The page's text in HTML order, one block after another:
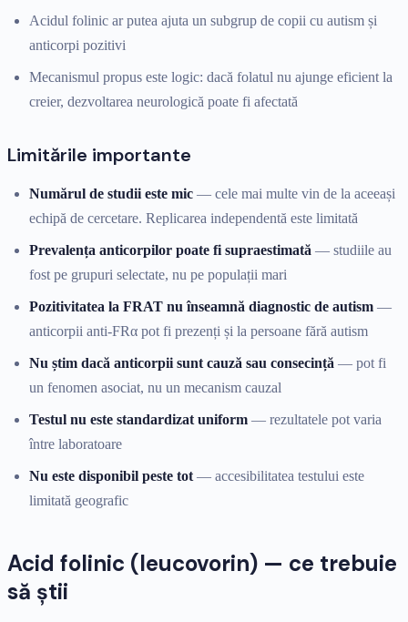
Acidul folinic ar putea ajuta un subgrup de copii cu autism și
anticorpi pozitivi
Mecanismul propus este logic: dacă folatul nu ajunge eficient la
creier, dezvoltarea neurologică poate fi afectată
Limitările importante
Numărul de studii este mic — cele mai multe vin de la aceeași
echipă de cercetare. Replicarea independentă este limitată
Prevalența anticorpilor poate fi supraestimată — studiile au
fost pe grupuri selectate, nu pe populații mari
Pozitivitatea la FRAT nu înseamnă diagnostic de autism —
anticorpii anti-FRα pot fi prezenți și la persoane fără autism
Nu știm dacă anticorpii sunt cauză sau consecință — pot fi
un fenomen asociat, nu un mecanism cauzal
Testul nu este standardizat uniform — rezultatele pot varia
între laboratoare
Nu este disponibil peste tot — accesibilitatea testului este
limitată geografic
Acid folinic (leucovorin) — ce trebuie
să știi